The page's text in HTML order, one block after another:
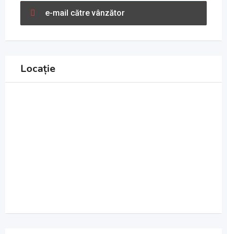
e-mail către vânzător
Locație